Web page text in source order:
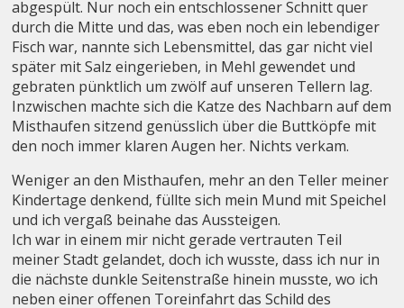
abgespült. Nur noch ein entschlossener Schnitt quer
durch die Mitte und das, was eben noch ein lebendiger
Fisch war, nannte sich Lebensmittel, das gar nicht viel
später mit Salz eingerieben, in Mehl gewendet und
gebraten pünktlich um zwölf auf unseren Tellern lag.
Inzwischen machte sich die Katze des Nachbarn auf dem
Misthaufen sitzend genüsslich über die Buttköpfe mit
den noch immer klaren Augen her. Nichts verkam.
Weniger an den Misthaufen, mehr an den Teller meiner
Kindertage denkend, füllte sich mein Mund mit Speichel
und ich vergaß beinahe das Aussteigen.
Ich war in einem mir nicht gerade vertrauten Teil
meiner Stadt gelandet, doch ich wusste, dass ich nur in
die nächste dunkle Seitenstraße hinein musste, wo ich
neben einer offenen Toreinfahrt das Schild des